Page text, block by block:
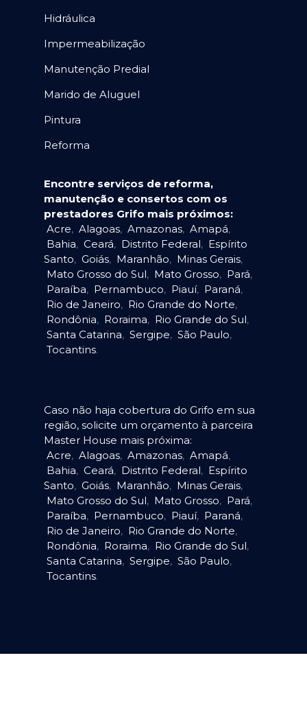
Hidráulica
Impermeabilização
Manutenção Predial
Marido de Aluguel
Pintura
Reforma
Encontre serviços de reforma,
manutenção e consertos com os
prestadores Grifo mais próximos:
Acre, Alagoas, Amazonas, Amapá,
Bahia, Ceará, Distrito Federal, Espírito
Santo, Goiás, Maranhão, Minas Gerais,
Mato Grosso do Sul, Mato Grosso, Pará,
Paraíba, Pernambuco, Piauí, Paraná,
Rio de Janeiro, Rio Grande do Norte,
Rondônia, Roraima, Rio Grande do Sul,
Santa Catarina, Sergipe, São Paulo,
Tocantins.
Caso não haja cobertura do Grifo em sua
região, solicite um orçamento à parceira
Master House mais próxima:
Acre, Alagoas, Amazonas, Amapá,
Bahia, Ceará, Distrito Federal, Espírito
Santo, Goiás, Maranhão, Minas Gerais,
Mato Grosso do Sul, Mato Grosso, Pará,
Paraíba, Pernambuco, Piauí, Paraná,
Rio de Janeiro, Rio Grande do Norte,
Rondônia, Roraima, Rio Grande do Sul,
Santa Catarina, Sergipe, São Paulo,
Tocantins.